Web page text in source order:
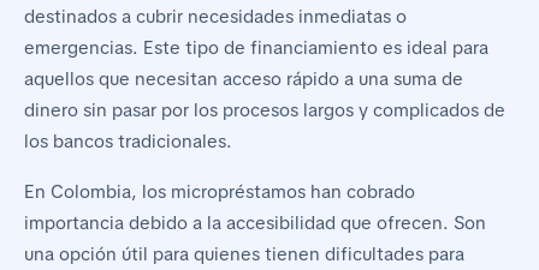
destinados a cubrir necesidades inmediatas o
emergencias. Este tipo de financiamiento es ideal para
aquellos que necesitan acceso rápido a una suma de
dinero sin pasar por los procesos largos y complicados de
los bancos tradicionales.
En Colombia, los micropréstamos han cobrado
importancia debido a la accesibilidad que ofrecen. Son
una opción útil para quienes tienen dificultades para